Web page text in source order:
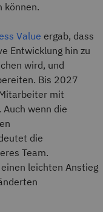
können.
Value ergab, dass
Entwicklung hin zu
wird, und
Bis 2027
mit
wenn die
die
Team.
leichten Anstieg